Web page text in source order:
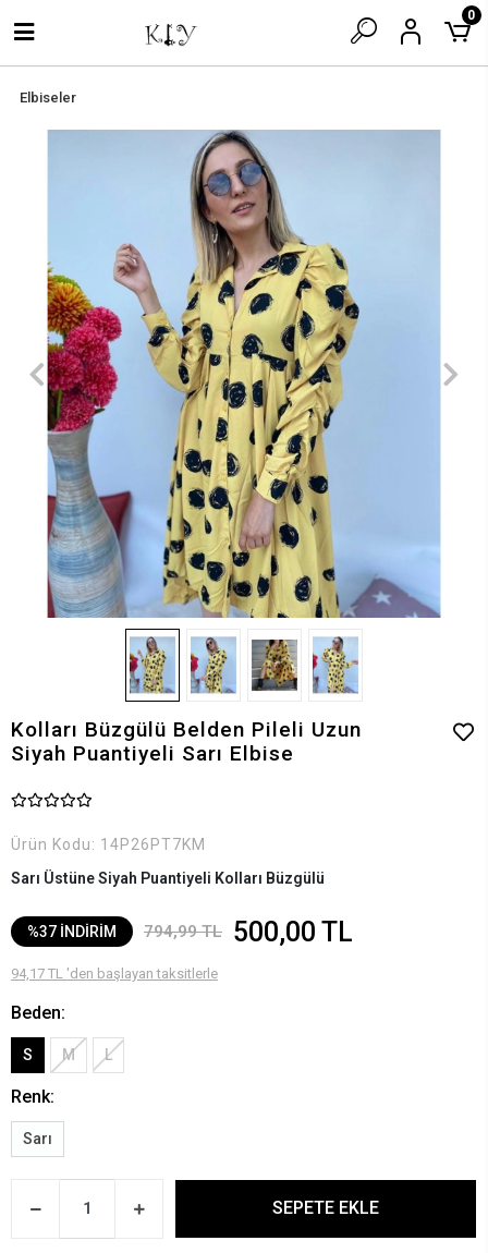
0
Elbiseler
Kolları Büzgülü Belden Pileli Uzun
Siyah Puantiyeli Sarı Elbise
Ürün Kodu: 14P26PT7KM
Sarı Üstüne Siyah Puantiyeli Kolları Büzgülü
%37 İNDİRİM 794,99 TL 500,00 TL
94,17 TL 'den başlayan taksitlerle
Beden:
S M L
Renk:
Sarı
SEPETE EKLE